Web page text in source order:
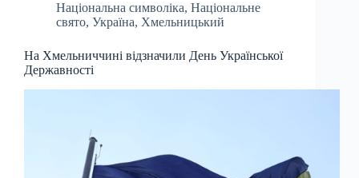
Національна символіка, Національне
свято, Україна, Хмельницький
На Хмельниччині відзначили День Української
Державності